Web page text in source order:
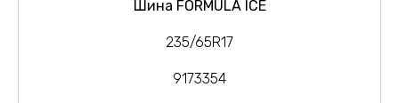
Шина FORMULA ICE
235/65R17
9173354